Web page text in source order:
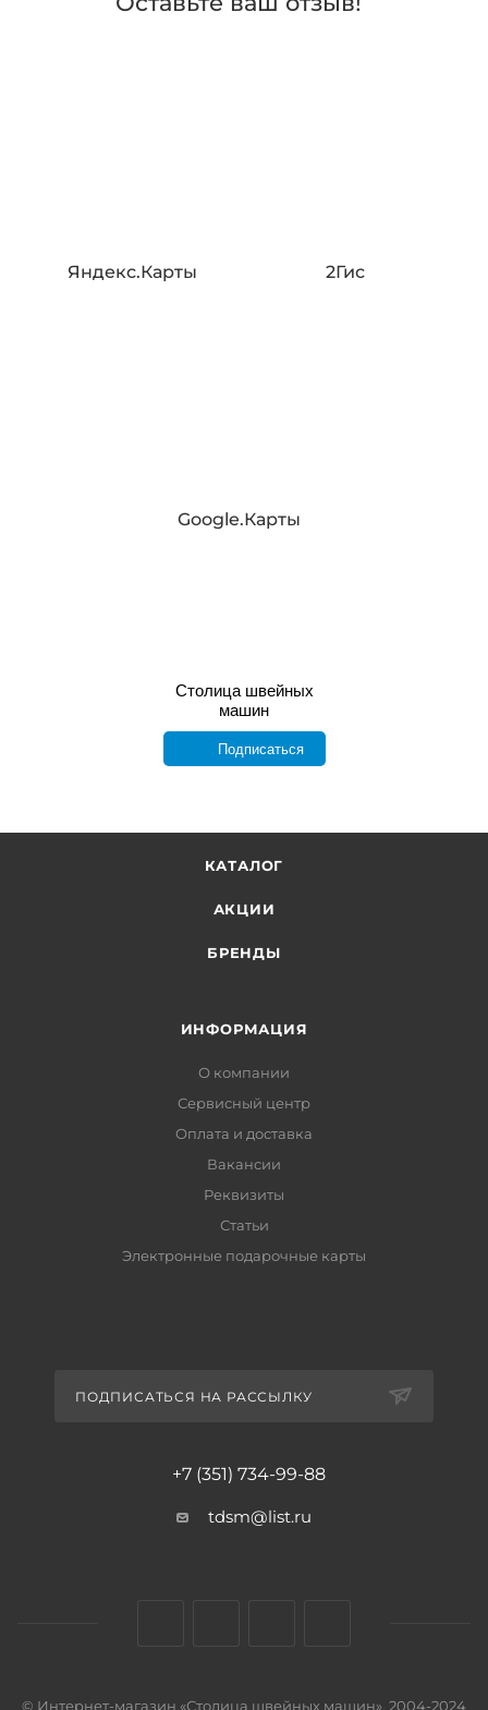
Яндекс.Карты 2Гис
Google.Карты
Столица швейных
машин
Подписаться
КАТАЛОГ
АКЦИИ
БРЕНДЫ
ИНФОРМАЦИЯ
О компании
Сервисный центр
Оплата и доставка
Вакансии
Реквизиты
Статьи
Электронные подарочные карты
ПОДПИСАТЬСЯ НА РАССЫЛКУ
+7 (351) 734-99-88
tdsm@list.ru
© Интернет-магазин «Столица швейных машин», 2004-2024